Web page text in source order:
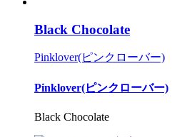
Black Chocolate
Pinklover(ピンクローバー)
Pinklover(ピンクローバー)
Black Chocolate